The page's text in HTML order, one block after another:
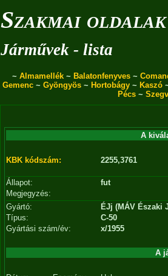
Szakmai oldalak
Járművek - lista
~ Almamellék ~ Balatonfenyves ~
Gemenc ~ Gyöngyös ~ Hortobágy ~ Kaszó
Pécs ~
A
KBK kódszám: 2255,3761
Állapot:
fut
Megjegyzés:
Gyártó:
ÉJj (MÁV Északi
Típus:
C-50
Gyártási szám/év:
x/1955
A